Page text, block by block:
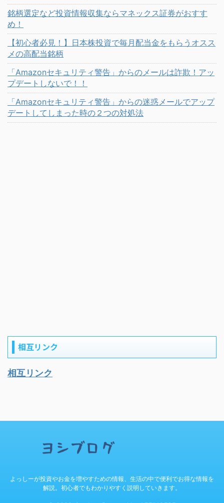
銘柄選定など投資情報収集ならマネックス証券がおすす
め！
【初心者必見！】日本株投資で毎月配当金をもらうオスス
メの高配当銘柄
「Amazonセキュリティ警告」からのメールは詐欺！アッ
プデートしないで！！
「Amazonセキュリティ警告」からの迷惑メールでアップ
デートしてしまった時の２つの対処法
相互リンク
相互リンク
よっしーが投資やお金を増やすための情報、生活の中で便利でお得な情報を
解説。初心者でもわかりやすく説明していきます。